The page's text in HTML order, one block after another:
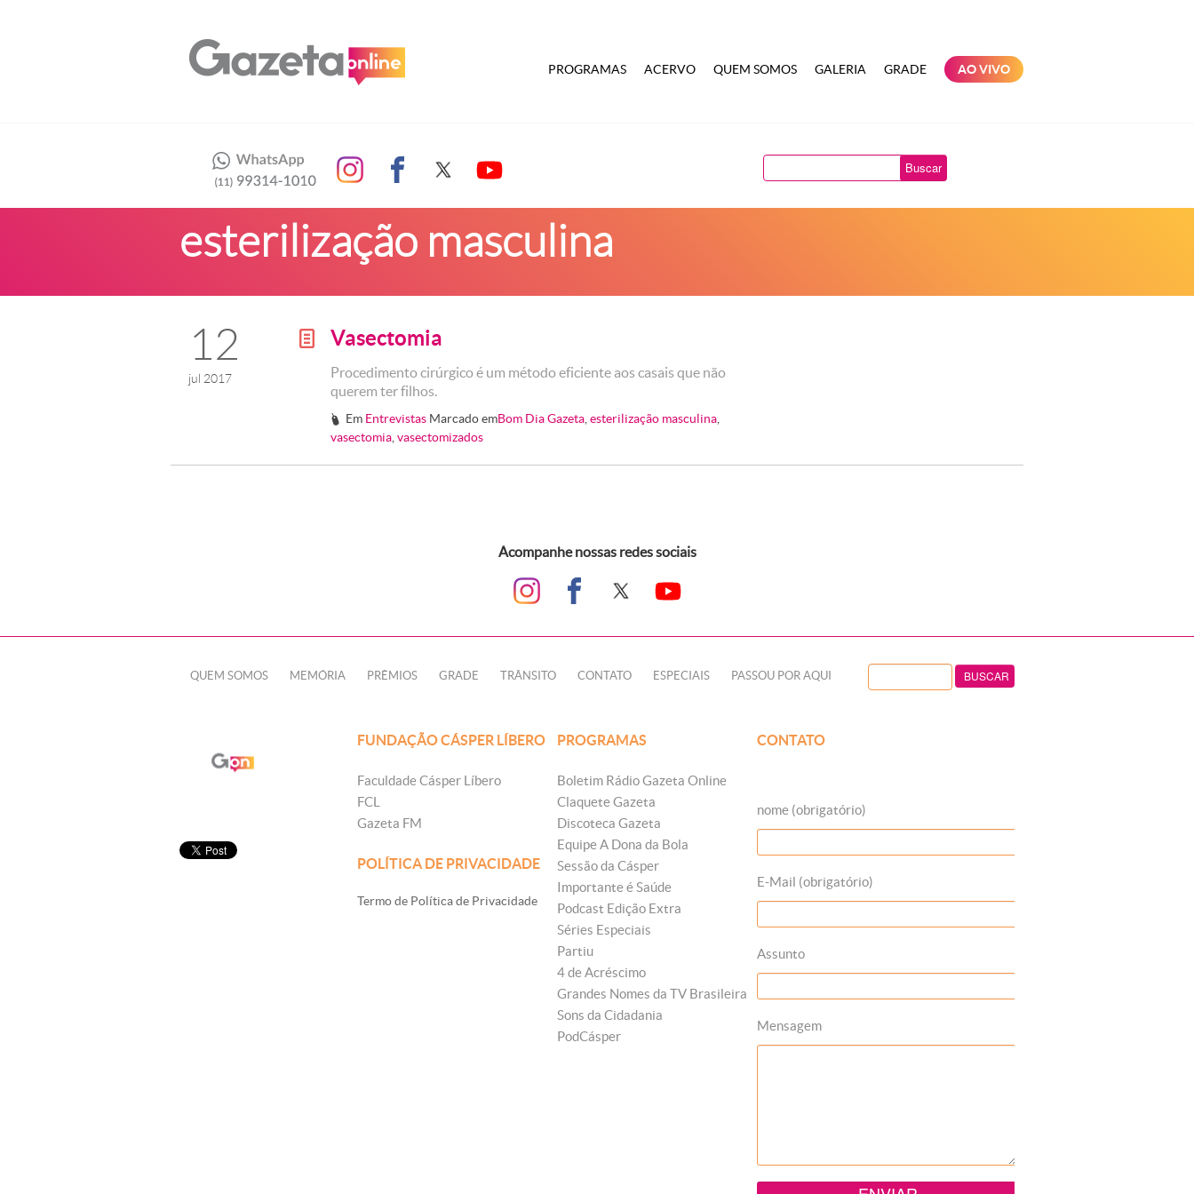
PROGRAMAS ACERVO QUEM SOMOS GALERIA GRADE AO VIVO
Buscar
esterilização masculina
12
jul 2017
g Vasectomia
Procedimento cirúrgico é um método eficiente aos casais que não
querem ter filhos.
# Em Entrevistas Marcado emBom Dia Gazeta ,esterilização masculina
vasectomia vasectomizados
Acompanhe nossas redes sociais
QUEM SOMOS MEMÓRIA PRÊMIOS GRADE TRÂNSITO CONTATO ESPECIAIS PASSOU POR AQUI
FUNDAÇÃO CÁSPER LÍBERO
Faculdade Cásper Líbero
FCL
Gazeta FM
POLÍTICA DE PRIVACIDADE
Termo de Política de Privacidade
PROGRAMAS
Boletim Rádio Gazeta Online
Claquete Gazeta
Discoteca Gazeta
Equipe A Dona da Bola
Sessão da Cásper
Importante é Saúde
Podcast Edição Extra
Séries Especiais
Partiu
4 de Acréscimo
Grandes Nomes da TV Brasileira
Sons da Cidadania
PodCásper
CONTATO
nome (obrigatório)
E-Mail (obrigatório)
Assunto
Mensagem